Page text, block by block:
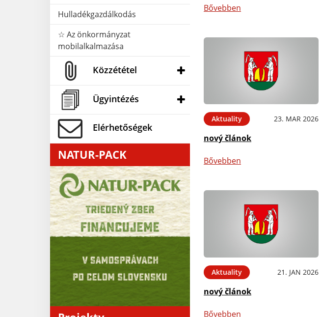
Hulladékgazdálkodás
☆ Az önkormányzat
mobilalkalmazása
Közzététel
Ügyintézés
Elérhetőségek
NATUR-PACK
Bővebben
Aktuality 23. MAR 2026
nový článok
Bővebben
Aktuality 21. JAN 2026
nový článok
Bővebben